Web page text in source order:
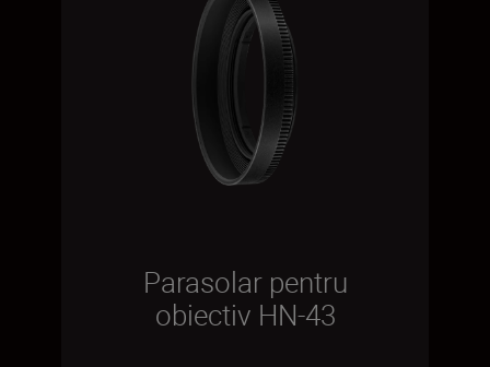
Parasolar pentru
obiectiv HN-43